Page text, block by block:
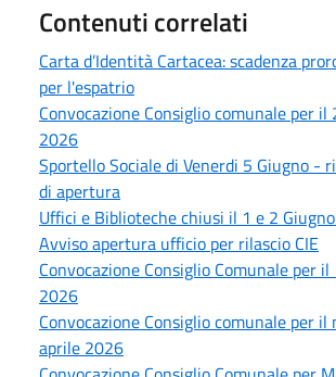
Contenuti correlati
Carta d’Identità Cartacea: scadenza
per l'espatrio
Convocazione Consiglio comunale per il
2026
Sportello Sociale di Venerdi 5 Giugno -
di apertura
Uffici e Biblioteche chiusi il 1 e 2
Avviso apertura ufficio per rilascio CIE
Convocazione Consiglio Comunale per
2026
Convocazione Consiglio comunale per il
aprile 2026